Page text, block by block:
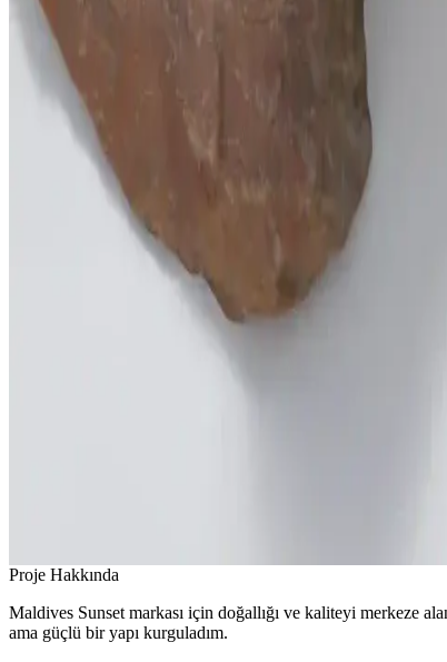
Proje Hakkında
Maldives Sunset markası için doğallığı ve kaliteyi merkeze
ama güçlü bir yapı kurguladım.